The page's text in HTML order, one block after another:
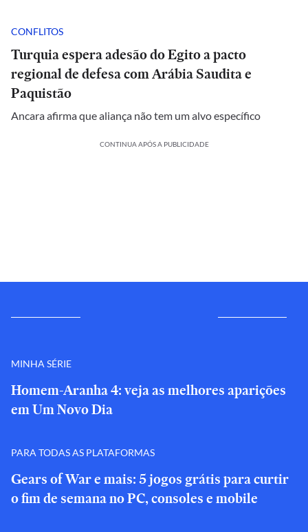
CONFLITOS
Turquia espera adesão do Egito a pacto
regional de defesa com Arábia Saudita e
Paquistão
Ancara afirma que aliança não tem um alvo específico
CONTINUA APÓS A PUBLICIDADE
MINHA SÉRIE
Homem-Aranha 4: veja as melhores aparições
em Um Novo Dia
PARA TODAS AS PLATAFORMAS
Gears of War e mais: 5 jogos grátis para curtir
o fim de semana no PC, consoles e mobile